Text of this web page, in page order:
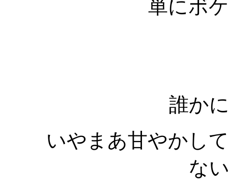
単にボ
誰か
いやまあ甘やかし
な